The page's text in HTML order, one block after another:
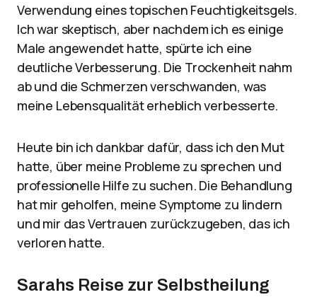
Verwendung eines topischen Feuchtigkeitsgels.
Ich war skeptisch, aber nachdem ich es einige
Male angewendet hatte, spürte ich eine
deutliche Verbesserung. Die Trockenheit nahm
ab und die Schmerzen verschwanden, was
meine Lebensqualität erheblich verbesserte.
Heute bin ich dankbar dafür, dass ich den Mut
hatte, über meine Probleme zu sprechen und
professionelle Hilfe zu suchen. Die Behandlung
hat mir geholfen, meine Symptome zu lindern
und mir das Vertrauen zurückzugeben, das ich
verloren hatte.
Sarahs Reise zur Selbstheilung